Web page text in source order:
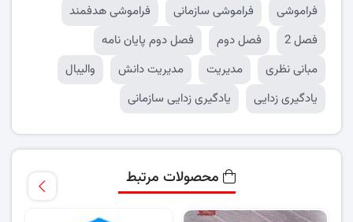
فراموشی
فراموشی سازمانی
فراموشی هدفمند
فصل 2
فصل دوم
فصل دوم پایان نامه
مبانی نظری
مدیریت مدیریت دانش
والیبال
یادگیری زدایی
یادگیری زدایی سازمانی
محصولات مرتبط